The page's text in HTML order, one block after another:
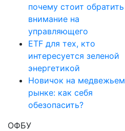
почему стоит обратить
внимание на
управляющего
ETF для тех, кто
интересуется зеленой
энергетикой
Новичок на медвежьем
рынке: как себя
обезопасить?
ОФБУ